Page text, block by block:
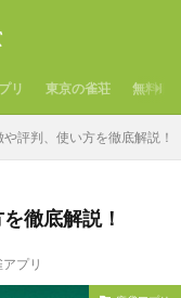
リ 東京の雀荘 無料麻
評判、使い方を徹底解説！
徹底解説！
プリ